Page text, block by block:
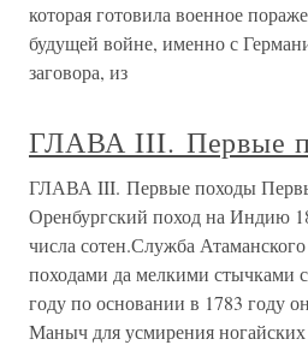
которая готовила военное
будущей войне, именно с
заговора, из
ГЛАВА III. Первые
ГЛАВА III. Первые походы
Оренбургский поход на Индию
числа сотен.Служба Атаманского
походами да мелкими стычками
году по основании в 1783 году
Маныч для усмирения ногайских